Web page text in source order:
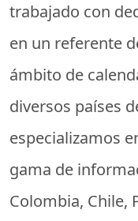
trabajado con
en un referente
ámbito de
diversos países
especializamos
gama de
Colombia, Chile,